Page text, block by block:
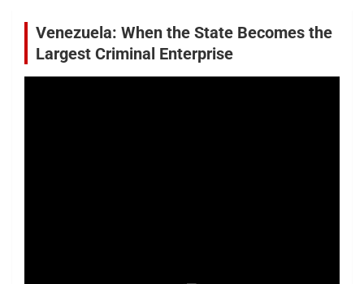
Venezuela: When the State Becomes the
Largest Criminal Enterprise